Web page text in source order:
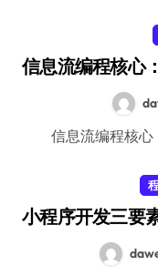
信息流编程核心
信息流编程核
小程序开发三要